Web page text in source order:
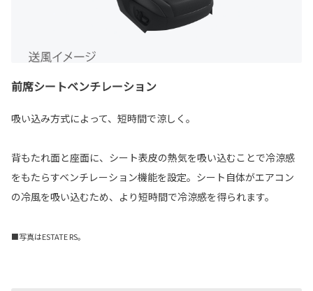
前席シートベンチレーション
吸い込み方式によって、短時間で涼しく。
背もたれ面と座面に、シート表皮の熱気を吸い込むことで冷涼感
をもたらすベンチレーション機能を設定。シート自体がエアコン
の冷風を吸い込むため、より短時間で冷涼感を得られます。
■写真はESTATE RS。